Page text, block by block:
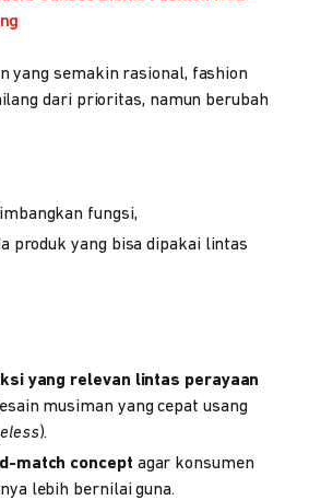
yang semakin rasional, fashion
dari prioritas, namun berubah
fungsi,
produk yang bisa dipakai lintas
yang relevan lintas perayaan
musiman yang cepat usang
).
match concept agar konsumen
lebih bernilai guna.